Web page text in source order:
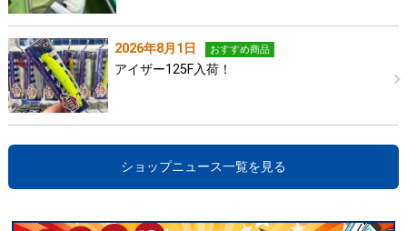
2026年8月1日 おすすめ商品
アイザー125F入荷！
ショップニュース一覧を見る